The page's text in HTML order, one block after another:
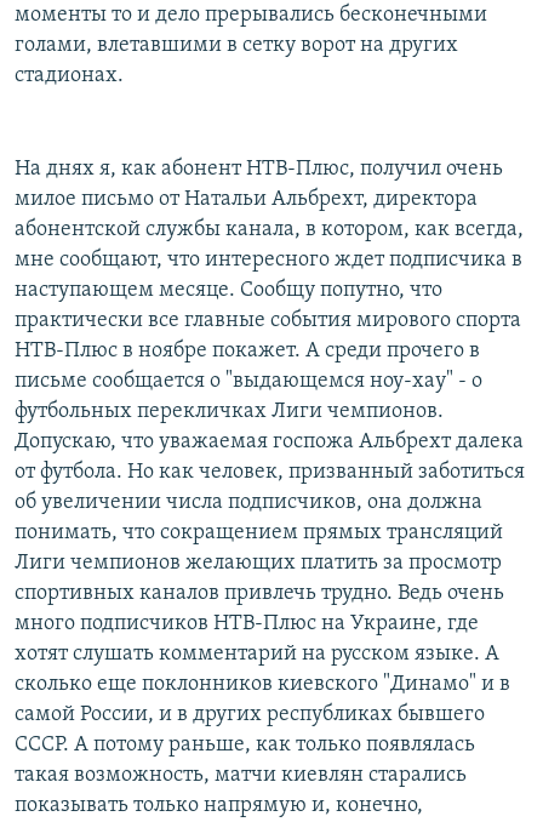
моменты то и дело прерывались бесконечными
голами, влетавшими в сетку ворот на других
стадионах.
На днях я, как абонент НТВ-Плюс, получил очень
милое письмо от Натальи Альбрехт, директора
абонентской службы канала, в котором, как всегда,
мне сообщают, что интересного ждет подписчика в
наступающем месяце. Сообщу попутно, что
практически все главные события мирового спорта
НТВ-Плюс в ноябре покажет. А среди прочего в
письме сообщается о "выдающемся ноу-хау" - о
футбольных перекличках Лиги чемпионов.
Допускаю, что уважаемая госпожа Альбрехт далека
от футбола. Но как человек, призванный заботиться
об увеличении числа подписчиков, она должна
понимать, что сокращением прямых трансляций
Лиги чемпионов желающих платить за просмотр
спортивных каналов привлечь трудно. Ведь очень
много подписчиков НТВ-Плюс на Украине, где
хотят слушать комментарий на русском языке. А
сколько еще поклонников киевского "Динамо" и в
самой России, и в других республиках бывшего
СССР. А потому раньше, как только появлялась
такая возможность, матчи киевлян старались
показывать только напрямую и, конечно,